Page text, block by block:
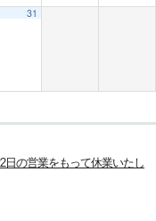
31
日の営業をもって休業いたし